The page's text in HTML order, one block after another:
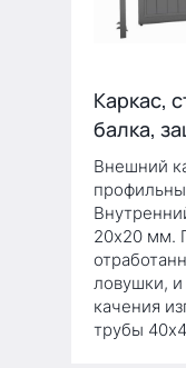
Каркас,
балка,
Внешний
20х20 мм.
ловушки, и
качения
трубы